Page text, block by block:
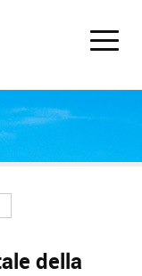
della